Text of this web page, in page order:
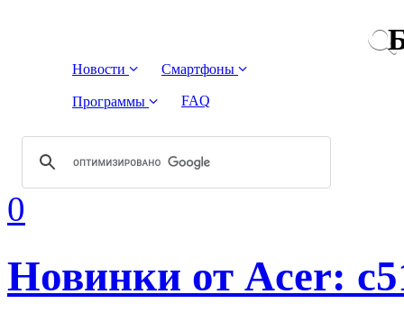
Новости Смартфоны
Программы FAQ
0
Новинки от Acer: